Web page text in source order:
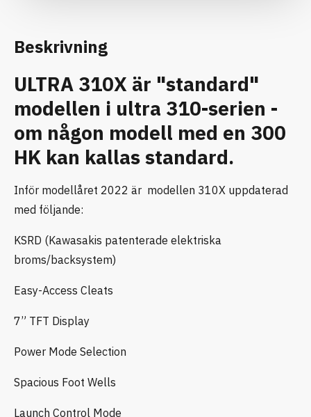
Beskrivning
ULTRA 310X är "standard"
modellen i ultra 310-serien -
om någon modell med en 300
HK kan kallas standard.
Inför modellåret 2022 är modellen 310X uppdaterad
med följande:
KSRD (Kawasakis patenterade elektriska
broms/backsystem)
Easy-Access Cleats
7” TFT Display
Power Mode Selection
Spacious Foot Wells
Launch Control Mode